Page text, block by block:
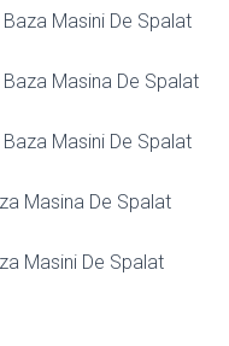
Masini De Spalat
Masina De Spalat
Masini De Spalat
Masina De Spalat
Masini De Spalat